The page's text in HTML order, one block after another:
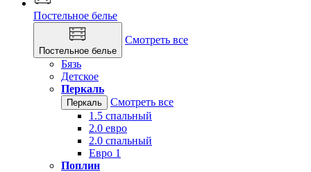
Постельное белье
Постельное белье
Смотреть все
Бязь
Детское
Перкаль
Перкаль
Смотреть все
1.5 спальный
2.0 евро
2.0 спальный
Евро 1
Поплин